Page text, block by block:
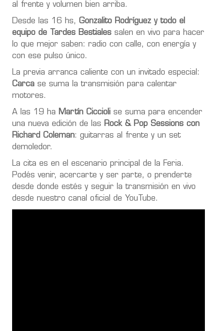
al frente y volumen bien arriba.
Desde las 16 hs, Gonzalito Rodríguez y todo el
equipo de Tardes Bestiales salen en vivo para hacer
lo que mejor saben: radio con calle, con energía y
con ese pulso único.
La previa arranca caliente con un invitado especial:
Carca se suma la transmisión para calentar
motores.
A las 19 ha Martín Ciccioli se suma para encender
una nueva edición de las Rock & Pop Sessions con
Richard Coleman: guitarras al frente y un set
demoledor.
La cita es en el escenario principal de la Feria.
Podés venir, acercarte y ser parte, o prenderte
desde donde estés y seguir la transmisión en vivo
desde nuestro canal oficial de YouTube.